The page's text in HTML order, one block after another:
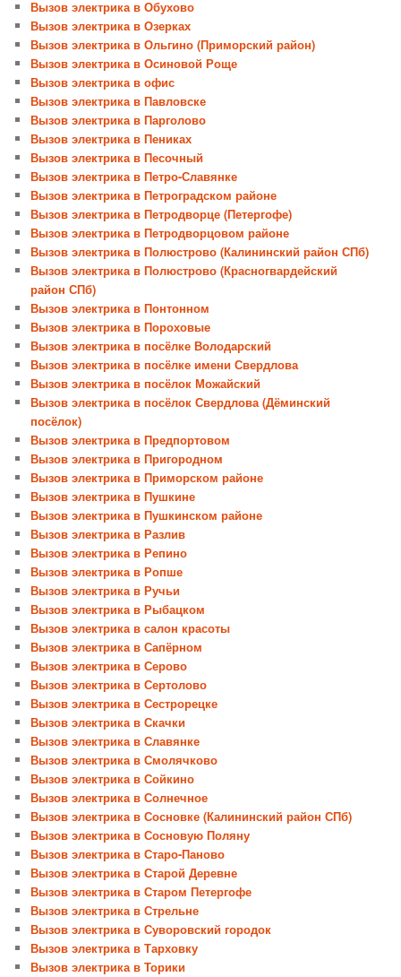
Вызов электрика в Обухово
Вызов электрика в Озерках
Вызов электрика в Ольгино (Приморский район)
Вызов электрика в Осиновой Роще
Вызов электрика в офис
Вызов электрика в Павловске
Вызов электрика в Парголово
Вызов электрика в Пениках
Вызов электрика в Песочный
Вызов электрика в Петро-Славянке
Вызов электрика в Петроградском районе
Вызов электрика в Петродворце (Петергофе)
Вызов электрика в Петродворцовом районе
Вызов электрика в Полюстрово (Калининский район СПб)
Вызов электрика в Полюстрово (Красногвардейский
район СПб)
Вызов электрика в Понтонном
Вызов электрика в Пороховые
Вызов электрика в посёлке Володарский
Вызов электрика в посёлке имени Свердлова
Вызов электрика в посёлок Можайский
Вызов электрика в посёлок Свердлова (Дёминский
посёлок)
Вызов электрика в Предпортовом
Вызов электрика в Пригородном
Вызов электрика в Приморском районе
Вызов электрика в Пушкине
Вызов электрика в Пушкинском районе
Вызов электрика в Разлив
Вызов электрика в Репино
Вызов электрика в Ропше
Вызов электрика в Ручьи
Вызов электрика в Рыбацком
Вызов электрика в салон красоты
Вызов электрика в Сапёрном
Вызов электрика в Серово
Вызов электрика в Сертолово
Вызов электрика в Сестрорецке
Вызов электрика в Скачки
Вызов электрика в Славянке
Вызов электрика в Смолячково
Вызов электрика в Сойкино
Вызов электрика в Солнечное
Вызов электрика в Сосновке (Калининский район СПб)
Вызов электрика в Сосновую Поляну
Вызов электрика в Старо-Паново
Вызов электрика в Старой Деревне
Вызов электрика в Старом Петергофе
Вызов электрика в Стрельне
Вызов электрика в Суворовский городок
Вызов электрика в Тарховку
Вызов электрика в Торики